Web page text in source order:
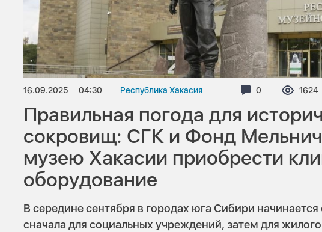
16.09.2025 04:30 Республика Хакасия Комментариев:
0 1624
Правильная погода для
сокровищ: СГК и Фонд
музею Хакасии приобрести
оборудование
В середине сентября в городах юга Сибири
сначала для социальных учреждений, затем для